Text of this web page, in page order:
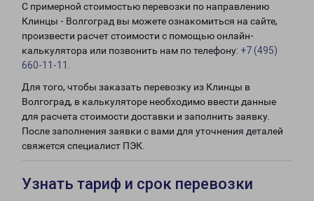
С примерной стоимостью перевозки по направлению
Клинцы - Волгоград вы можете ознакомиться на сайте,
произвести расчет стоимости с помощью онлайн-
калькулятора или позвонить нам по телефону: +7 (495)
660-11-11
Для того, чтобы заказать перевозку из Клинцы в
Волгоград, в калькуляторе необходимо ввести данные
для расчета стоимости доставки и заполнить заявку.
После заполнения заявки с вами для уточнения деталей
свяжется специалист ПЭК.
Узнать тариф и срок перевозки